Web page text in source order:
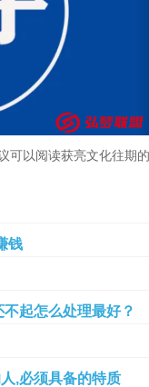
可以阅读获亮文化往期的
钱
起怎么处理最好？
,必须具备的特质